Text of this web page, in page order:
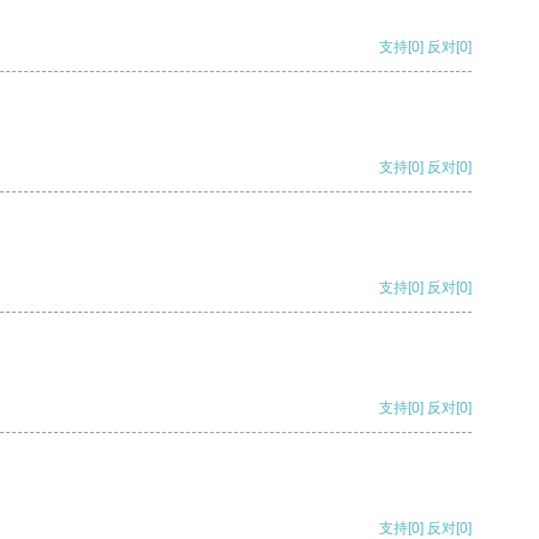
支持[0] 反对[0]
支持[0] 反对[0]
支持[0] 反对[0]
支持[0] 反对[0]
支持[0] 反对[0]